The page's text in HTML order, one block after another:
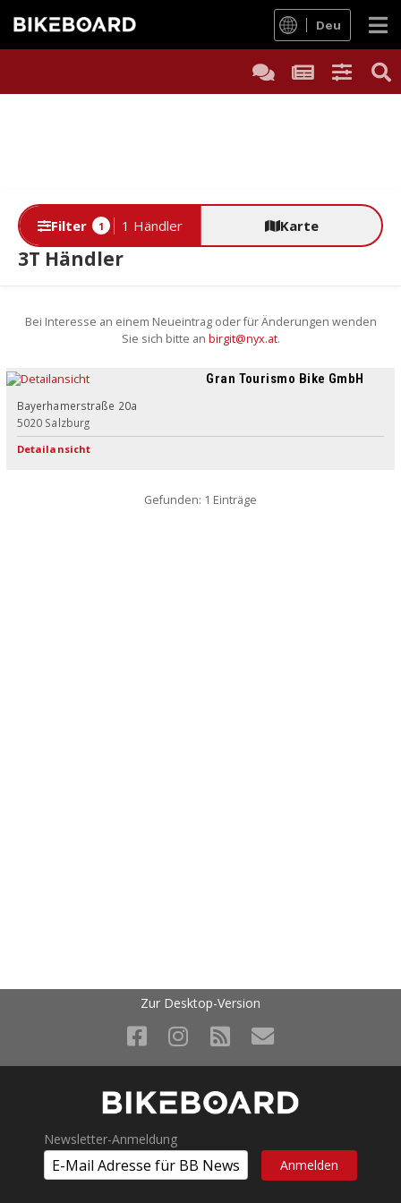
Deu
Filter 1 1 Händler Karte
3T Händler
Bei Interesse an einem Neueintrag oder für Änderungen wenden
Sie sich bitte an birgit@nyx.at.
Gran Tourismo Bike GmbH
Bayerhamerstraße 20a
5020 Salzburg
Detailansicht
Gefunden: 1 Einträge
Zur Desktop-Version
Newsletter-Anmeldung